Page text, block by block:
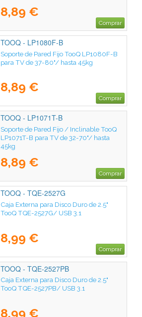
8,89 €
Comprar
TOOQ - LP1080F-B
Soporte de Pared Fijo TooQ LP1080F-B
para TV de 37-80"/ hasta 45kg
8,89 €
Comprar
TOOQ - LP1071T-B
Soporte de Pared Fijo / Inclinable TooQ
LP1071T-B para TV de 32-70"/ hasta
45kg
8,89 €
Comprar
TOOQ - TQE-2527G
Caja Externa para Disco Duro de 2.5"
TooQ TQE-2527G/ USB 3.1
8,99 €
Comprar
TOOQ - TQE-2527PB
Caja Externa para Disco Duro de 2.5"
TooQ TQE-2527PB/ USB 3.1
8,99 €